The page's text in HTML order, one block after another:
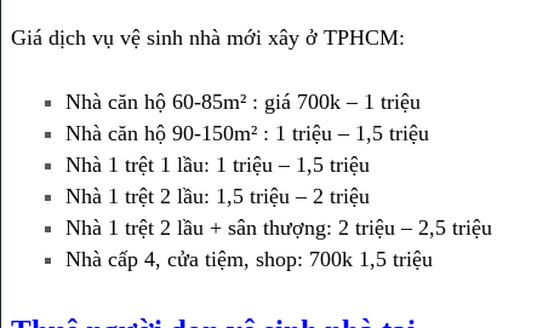
Giá dịch vụ vệ sinh nhà mới xây ở TPHCM:
Nhà căn hộ 60-85m² : giá 700k – 1 triệu
Nhà căn hộ 90-150m² : 1 triệu – 1,5 triệu
Nhà 1 trệt 1 lầu: 1 triệu – 1,5 triệu
Nhà 1 trệt 2 lầu: 1,5 triệu – 2 triệu
Nhà 1 trệt 2 lầu + sân thượng: 2 triệu – 2,5 triệu
Nhà cấp 4, cửa tiệm, shop: 700k 1,5 triệu